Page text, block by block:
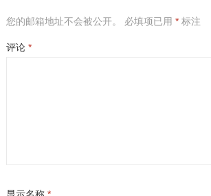
您的邮箱地址不会被公开。 必填项已用 *标注
评论 *